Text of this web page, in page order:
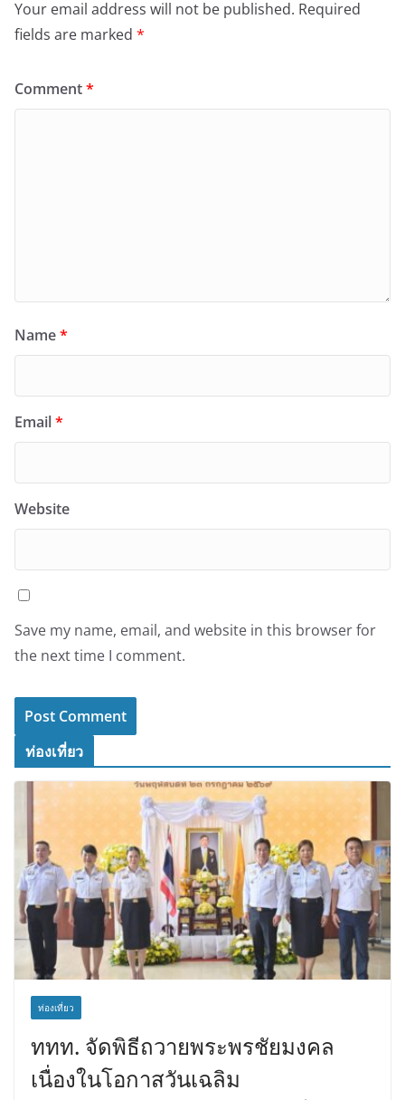
Your email address will not be published. Required
fields are marked *
Comment*
Name*
Email*
Website
Save my name, email, and website in this browser for
the next time I comment.
ท่องเที่ยว
ท่องเที่ยว
ททท. จัดพิธีถวายพระพรชัยมงคล
เนื่องในโอกาสวันเฉลิม